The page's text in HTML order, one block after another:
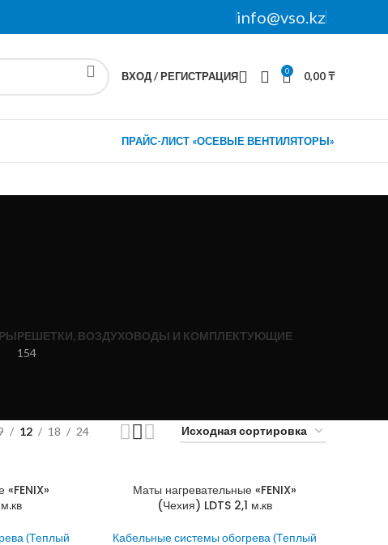
info@vso.kz
ВХОД / РЕГИСТРАЦИЯ 0 0,00₸
ПРАЙС-ЛИСТ «ОСЕВЫЕ ВЕНТИЛЯТОРЫ»
РЕШЕТКИ, ВОЗДУХОВОДЫ И КОМПЛЕКТУЮЩИЕ
154
12 18 24
«FENIX»
(Теплый
Маты нагревательные «FENIX»
(Чехия) LDTS 2,1 м.кв
Кабельные системы обогрева (Теплый